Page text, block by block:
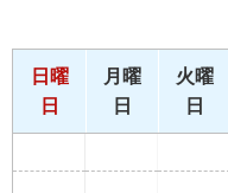
日曜
日
月曜
日
火曜
日